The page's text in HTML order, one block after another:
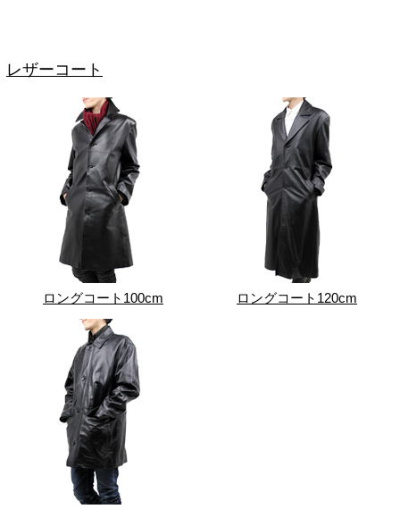
レザーコート
ロングコート100cm ロングコート120cm